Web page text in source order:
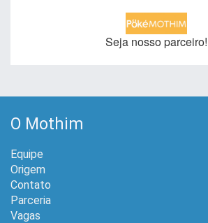
Seja nosso parceiro!
O Mothim
Equipe
Origem
Contato
Parceria
Vagas